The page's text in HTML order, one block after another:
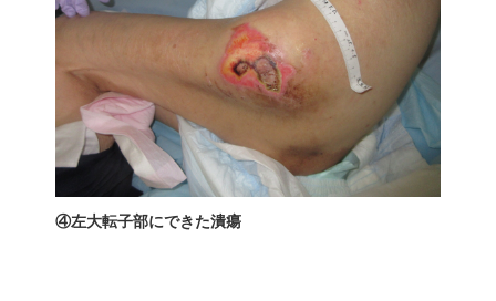
④左大転子部にできた潰瘍